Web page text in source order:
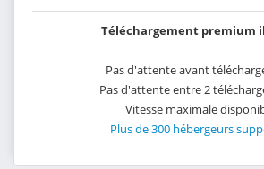
Téléchargement premium
Pas d'attente avant
Pas d'attente entre 2
Vitesse maximale
Plus de 300 hébergeurs